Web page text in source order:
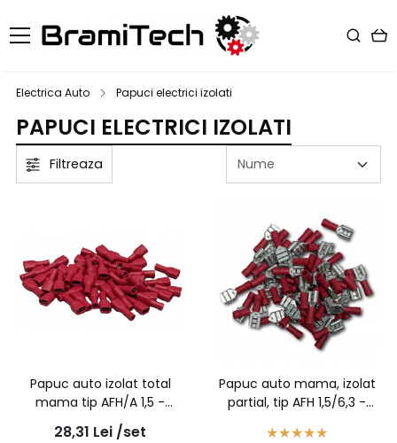
Electrica Auto Papuci electrici izolati
PAPUCI ELECTRICI IZOLATI
Filtreaza
Papuc auto izolat total
mama tip AFH/A 1,5 -
100buc/set
28,31 Lei /set
Papuc auto mama, izolat
partial, tip AFH 1,5/6,3 -